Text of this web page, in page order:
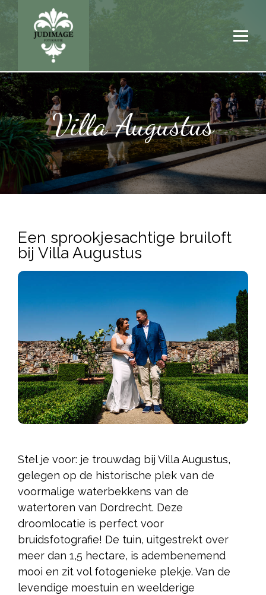
Villa Augustus
Een sprookjesachtige bruiloft
bij Villa Augustus
Stel je voor: je trouwdag bij Villa Augustus,
gelegen op de historische plek van de
voormalige waterbekkens van de
watertoren van Dordrecht. Deze
droomlocatie is perfect voor
bruidsfotografie! De tuin, uitgestrekt over
meer dan 1,5 hectare, is adembenemend
mooi en zit vol fotogenieke plekje. Van de
levendige moestuin en weelderige